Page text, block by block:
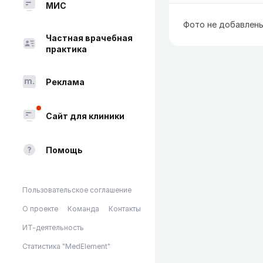
МИС
Частная врачебная
практика
Реклама
Сайт для клиники
Помощь
Пользовательское соглашение
О проекте Команда Контакты
ИТ-деятельность
Статистика "MedElement"
Фото не